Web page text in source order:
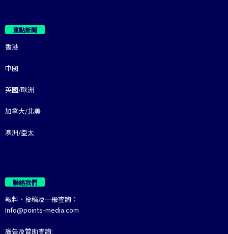
重點新聞
香港
中國
英國/歐洲
加拿大/北美
澳洲/亞太
聯絡我們
報料、投稿及一般查詢：
Info@points-media.com
廣告及贊助查詢: